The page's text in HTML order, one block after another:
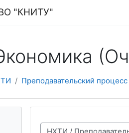
"КНИТУ"
Преподавательский процесс
Категории курсов